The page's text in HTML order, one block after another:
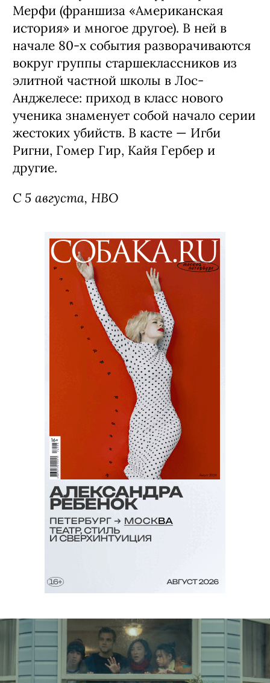
Мерфи (франшиза «Американская
история» и многое другое). В ней в
начале 80-х события разворачиваются
вокруг группы старшеклассников из
элитной частной школы в Лос-
Анджелесе: приход в класс нового
ученика знаменует собой начало серии
жестоких убийств. В касте — Игби
Ригни, Гомер Гир, Кайя Гербер и
другие.
С 5 августа, HBO